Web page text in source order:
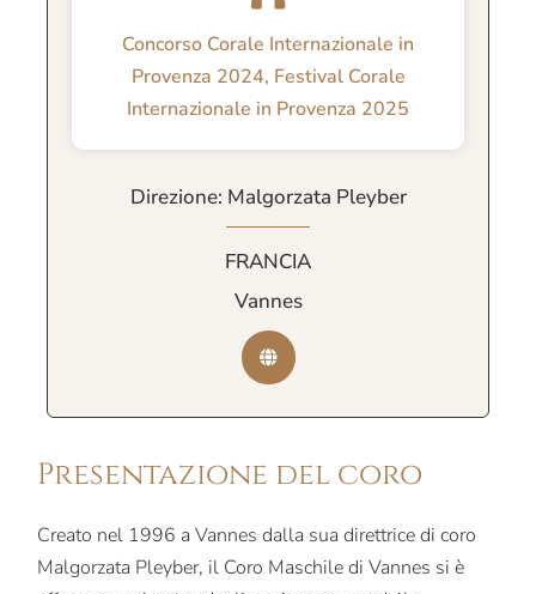
Presentazione del coro
Creato nel 1996 a Vannes dalla sua direttrice di coro
Malgorzata Pleyber, il Coro Maschile di Vannes si è
Concorso Corale Internazionale in
Provenza 2024, Festival Corale
Internazionale in Provenza 2025
Direzione: Malgorzata Pleyber
FRANCIA
Vannes